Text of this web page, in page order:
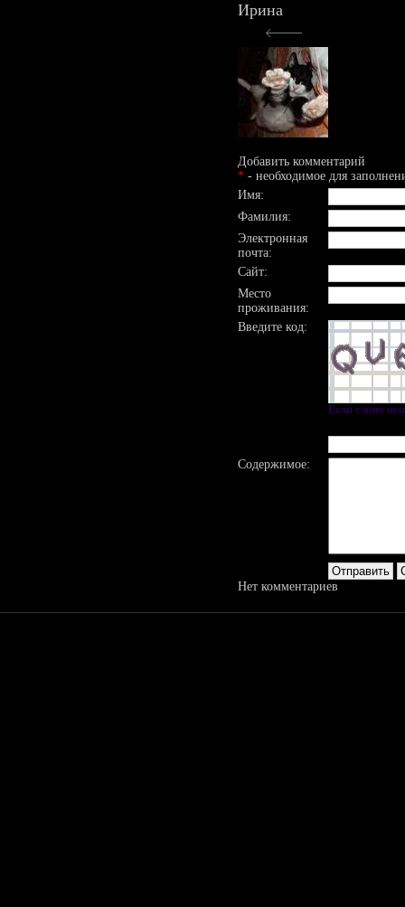
Ирина
Добавить комментарий
* - необходимое для
Имя:
Фамилия:
Электронная
почта:
Сайт:
Место
проживания:
Введите код:
Если слово
Содержимое:
Нет комментариев